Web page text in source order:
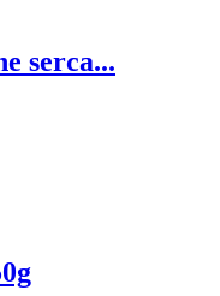
serca...